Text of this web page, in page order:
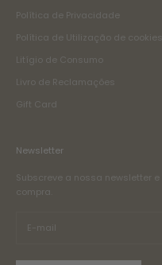
Política de Privacidade
Política de Utilização de cookies
Litígio de Consumo
Livro de Reclamações
Gift Card
Newsletter
Subscreve a nossa newsletter e
compra.